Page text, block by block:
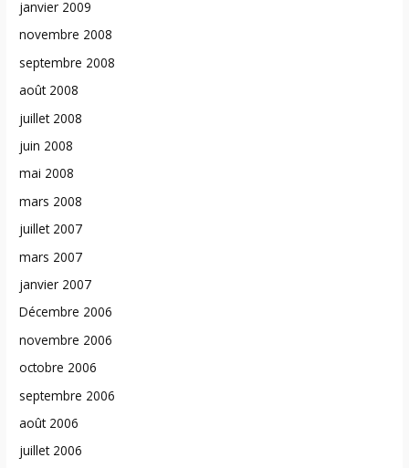
janvier 2009
novembre 2008
septembre 2008
août 2008
juillet 2008
juin 2008
mai 2008
mars 2008
juillet 2007
mars 2007
janvier 2007
Décembre 2006
novembre 2006
octobre 2006
septembre 2006
août 2006
juillet 2006